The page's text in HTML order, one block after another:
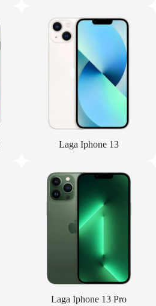
Laga Iphone 13
Laga Iphone 13 Pro